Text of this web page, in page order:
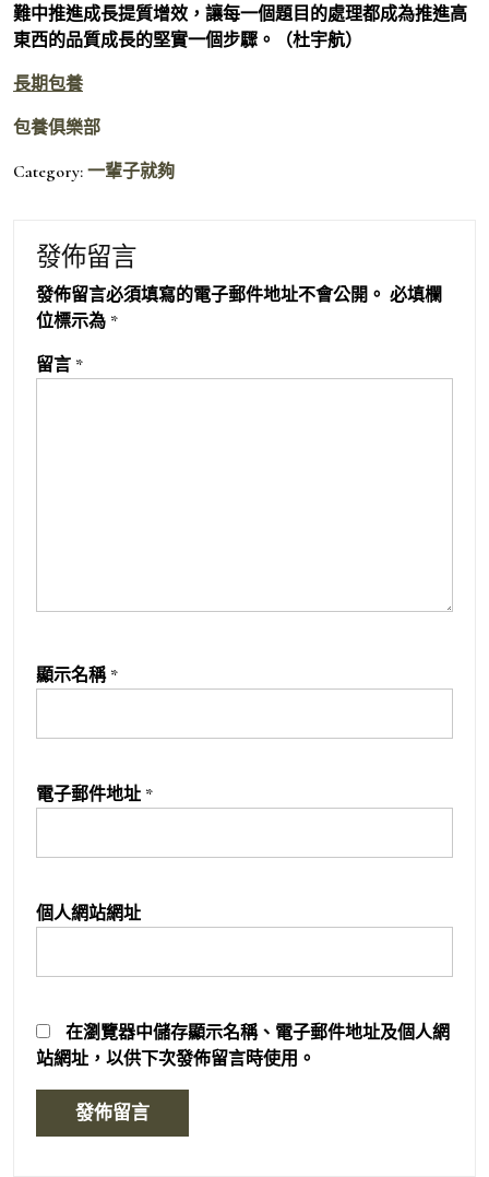
難中推進成長提質增效，讓每一個題目的處理都成為推進高
東西的品質成長的堅實一個步驟。（杜宇航）
長期包養
包養俱樂部
Category: 一輩子就夠
發佈留言
發佈留言必須填寫的電子郵件地址不會公開。 必填欄
位標示為 *
留言 *
顯示名稱 *
電子郵件地址 *
個人網站網址
在瀏覽器中儲存顯示名稱、電子郵件地址及個人網
站網址，以供下次發佈留言時使用。